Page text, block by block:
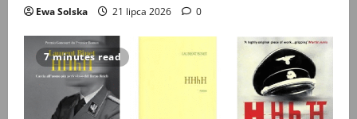
Ewa Solska 21 lipca 2026 0
7 minutes read